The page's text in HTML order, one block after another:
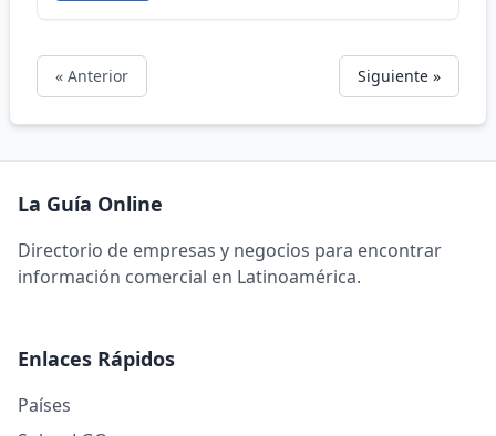
« Anterior Siguiente »
La Guía Online
Directorio de empresas y negocios para encontrar
información comercial en Latinoamérica.
Enlaces Rápidos
Países